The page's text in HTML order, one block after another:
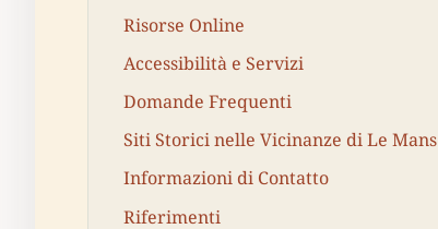
Risorse Online
Accessibilità e Servizi
Domande Frequenti
Siti Storici nelle Vicinanze di Le Mans
Informazioni di Contatto
Riferimenti